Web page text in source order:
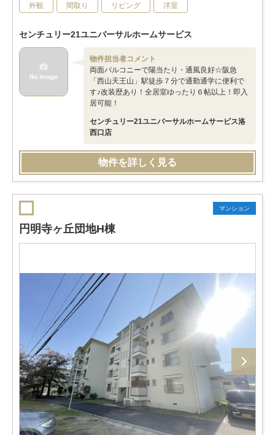
外観 間取り リビング 洋室
センチュリー21ユニバーサルホームサービス
物件担当者コメント
両面バルコニーで陽当たり・通風良好☆阪急
「西山天王山」駅徒歩７分で通勤通学に便利で
す♪改装歴あり！全居室ゆったり６帖以上！即入
居可能！
センチュリー21ユニバーサルホームサービス洛
西口店
物件を詳しく見る
マンション
円明寺ヶ丘団地H棟